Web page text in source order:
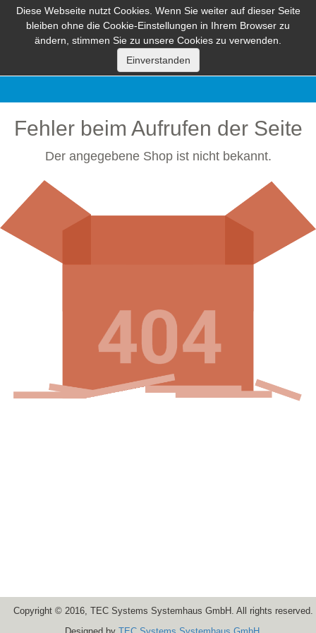
Diese Webseite nutzt Cookies. Wenn Sie weiter auf dieser Seite
bleiben ohne die Cookie-Einstellungen in Ihrem Browser zu
ändern, stimmen Sie zu unsere Cookies zu verwenden.
Fehler beim Aufrufen der Seite
Der angegebene Shop ist nicht bekannt.
Copyright © 2016, TEC Systems Systemhaus GmbH. All rights reserved.